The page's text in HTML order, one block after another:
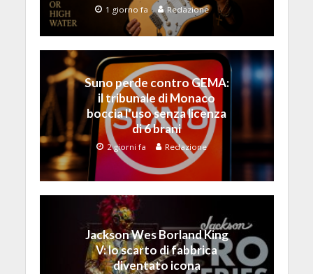
1 giorno fa Redazione
Suno perde contro GEMA:
il tribunale di Monaco
boccia l’uso senza licenza
di 6 brani
2 giorni fa Redazione
Jackson Wes Borland King
V: lo scarto di fabbrica
diventato icona